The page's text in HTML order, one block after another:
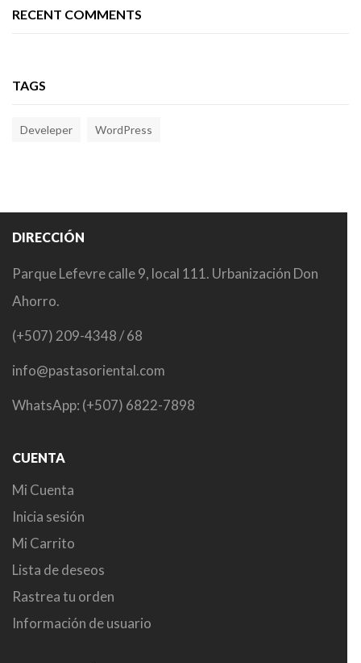
RECENT COMMENTS
TAGS
Develeper WordPress
DIRECCIÓN
Parque Lefevre calle 9, local 111. Urbanización Don
Ahorro.
(+507) 209-4348 / 68
info@pastasoriental.com
WhatsApp: (+507) 6822-7898
CUENTA
Mi Cuenta
Inicia sesión
Mi Carrito
Lista de deseos
Rastrea tu orden
Información de usuario